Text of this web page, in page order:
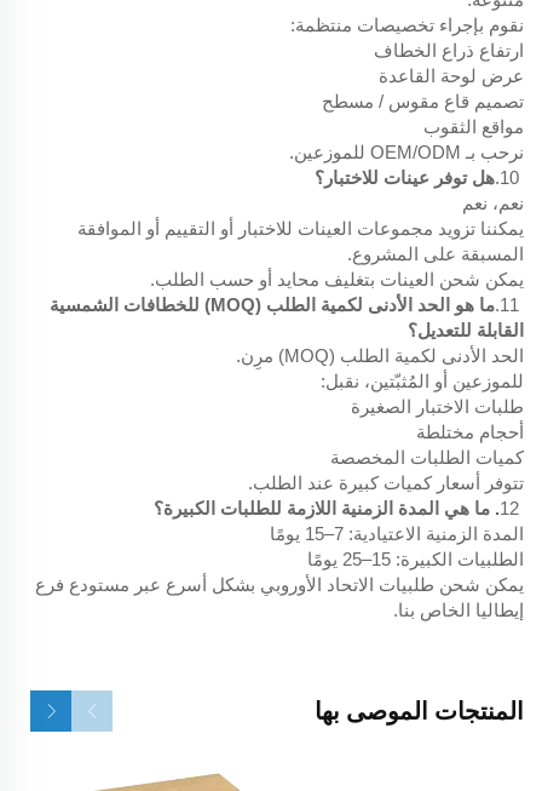
نقوم بإجراء تخصيصات منتظمة:
ارتفاع ذراع الخطاف
عرض لوحة القاعدة
تصميم قاع مقوس / مسطح
مواقع الثقوب
نرحب بـ OEM/ODM للموزعين.
هل توفر عينات للاختبار؟
نعم، نعم
يمكننا تزويد مجموعات العينات للاختبار أو التقييم أو الموافقة
المسبقة على المشروع.
يمكن شحن العينات بتغليف محايد أو حسب الطلب.
ما هو الحد الأدنى لكمية الطلب (MOQ) للخطافات الشمسية
القابلة للتعديل؟
الحد الأدنى لكمية الطلب (MOQ) مرِن.
للموزعين أو المُثبّتين، نقبل:
طلبات الاختبار الصغيرة
أحجام مختلطة
كميات الطلبات المخصصة
تتوفر أسعار كميات كبيرة عند الطلب.
. ما هي المدة الزمنية اللازمة للطلبات الكبيرة؟
المدة الزمنية الاعتيادية: 7–15 يومًا
الطلبيات الكبيرة: 15–25 يومًا
يمكن شحن طلبيات الاتحاد الأوروبي بشكل أسرع عبر مستودع فرع
إيطاليا الخاص بنا.
المنتجات الموصى بها